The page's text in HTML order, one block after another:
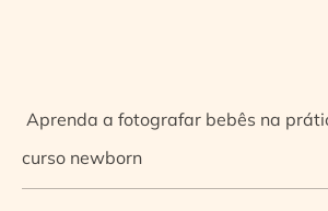
Aprenda a fotografar bebês na
curso newborn